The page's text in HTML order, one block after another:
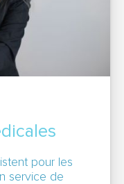
pour les
service de